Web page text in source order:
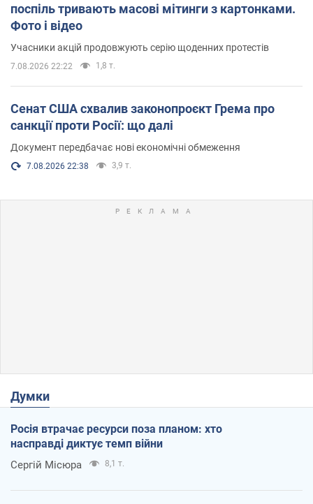
поспіль тривають масові мітинги з картонками.
Фото і відео
Учасники акцій продовжують серію щоденних протестів
7.08.2026 22:22 1,8 т.
Сенат США схвалив законопроєкт Грема про
санкції проти Росії: що далі
Документ передбачає нові економічні обмеження
7.08.2026 22:38 3,9 т.
Думки
Росія втрачає ресурси поза планом: хто
насправді диктує темп війни
Сергій Місюра 8,1 т.